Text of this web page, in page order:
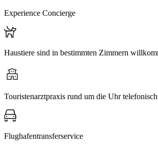
Experience Concierge
Haustiere sind in bestimmten Zimmern
Touristenarztpraxis rund um die Uhr
Flughafentransferservice